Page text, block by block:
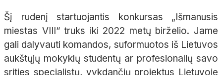
Šį rudenį startuojantis konkursas „Išmanusis
miestas VIII“ truks iki 2022 metų birželio. Jame
gali dalyvauti komandos, suformuotos iš Lietuvos
aukštųjų mokyklų studentų ar profesionalių savo
srities specialistų, vykdančių projektus Lietuvoje